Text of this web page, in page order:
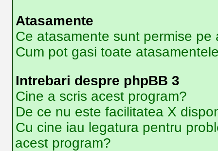
Atasamente
Ce atasamente sunt permise pe
Cum pot gasi toate
Intrebari despre phpBB 3
Cine a scris acest program?
De ce nu este facilitatea X
Cu cine iau legatura pentru
acest program?